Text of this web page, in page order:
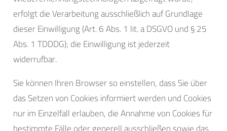
erfolgt die Verarbeitung ausschließlich auf Grundlage
dieser Einwilligung (Art. 6 Abs. 1 lit. a DSGVO und § 25
Abs. 1 TDDDG); die Einwilligung ist jederzeit
widerrufbar.
Sie können Ihren Browser so einstellen, dass Sie über
das Setzen von Cookies informiert werden und Cookies
nur im Einzelfall erlauben, die Annahme von Cookies für